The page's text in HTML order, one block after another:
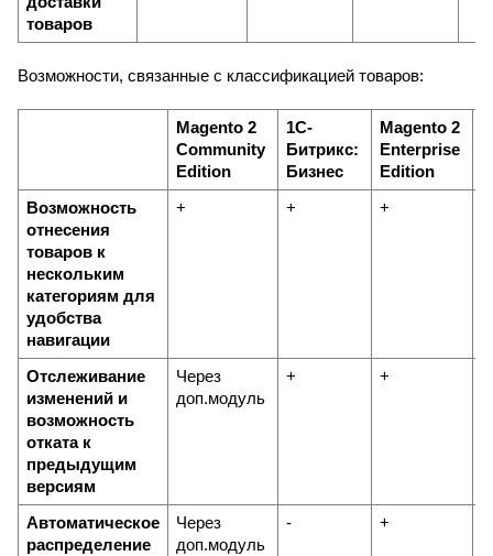
товаров
Возможности, связанные с классификацией товаров:
Magento 2
Community
Edition
1С-
Битрикс:
Бизнес
Magento 2
Enterprise
Edition
Возможность
отнесения
товаров к
нескольким
категориям для
удобства
навигации
+ + +
Отслеживание
изменений и
возможность
отката к
предыдущим
версиям
Через
доп.модуль
+ +
Автоматическое
распределение
Через
доп.модуль
- +